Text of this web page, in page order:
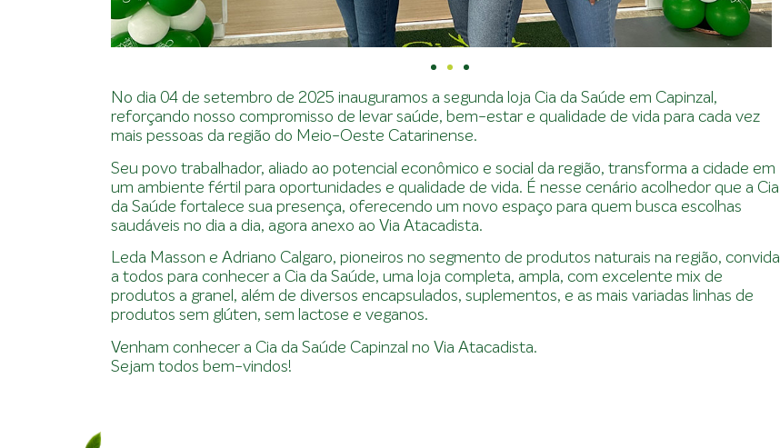
No dia 04 de setembro de 2025 inauguramos a segunda loja Cia da Saúde em Capinzal,
reforçando nosso compromisso de levar saúde, bem-estar e qualidade de vida para cada vez
mais pessoas da região do Meio-Oeste Catarinense.
Seu povo trabalhador, aliado ao potencial econômico e social da região, transforma a cidade em
um ambiente fértil para oportunidades e qualidade de vida. É nesse cenário acolhedor que a Cia
da Saúde fortalece sua presença, oferecendo um novo espaço para quem busca escolhas
saudáveis no dia a dia, agora anexo ao Via Atacadista.
Leda Masson e Adriano Calgaro, pioneiros no segmento de produtos naturais na região, convida
a todos para conhecer a Cia da Saúde, uma loja completa, ampla, com excelente mix de
produtos a granel, além de diversos encapsulados, suplementos, e as mais variadas linhas de
produtos sem glúten, sem lactose e veganos.
Venham conhecer a Cia da Saúde Capinzal no Via Atacadista.
Sejam todos bem-vindos!